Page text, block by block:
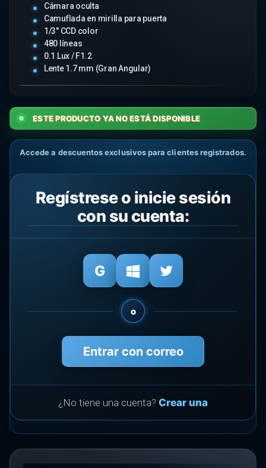
Cámara oculta
Camuflada en mirilla para puerta
1/3" CCD color
480 líneas
0.1 Lux / F1.2
Lente 1.7 mm (Gran Angular)
ESTE PRODUCTO YA NO ESTÁ DISPONIBLE
Accede a descuentos exclusivos para clientes registrados.
Regístrese o inicie sesión
con su cuenta:
o
Entrar con correo
¿No tiene una cuenta? Crear una